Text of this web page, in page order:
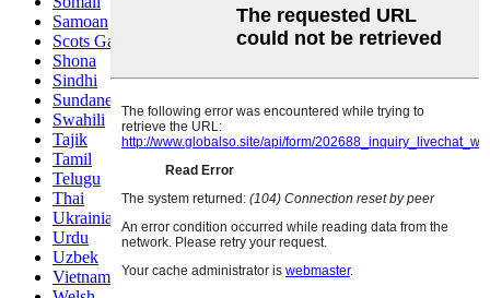
Samoan
Scots Gaelic
Shona
Sindhi
Sundanese
Swahili
Tajik
Tamil
Telugu
Thai
Ukrainian
Urdu
Uzbek
Vietnamese